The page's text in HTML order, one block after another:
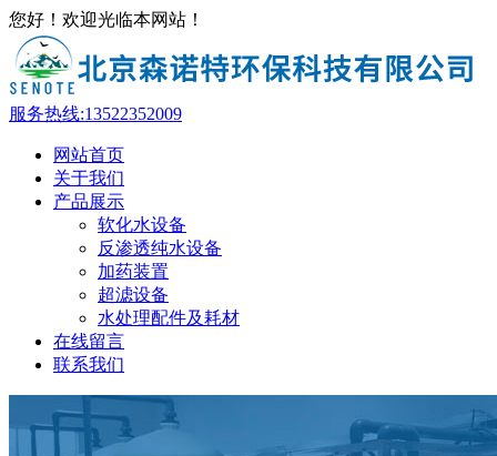
您好！欢迎光临本网站！
服务热线:13522352009
网站首页
关于我们
产品展示
软化水设备
反渗透纯水设备
加药装置
超滤设备
水处理配件及耗材
在线留言
联系我们